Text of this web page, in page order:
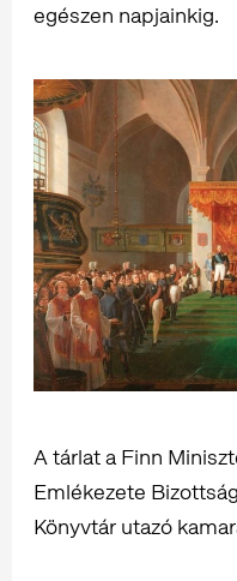
egészen napjainkig.
A tárlat a Finn
Emlékezete
Könyvtár utazó